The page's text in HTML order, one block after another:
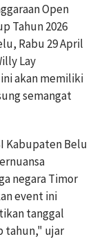
Open
Tahun 2026
Rabu 29 April
Lay
akan memiliki
semangat
Kabupaten Belu
negara Timor
event ini
tanggal
tahun," ujar